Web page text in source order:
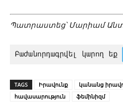
Պատրաստեց՝ Մարիամ
Բաժանորդագրվել կարող եք
TAGS Իրավունք կանանց
հավասարություն
ֆեմինիզմ